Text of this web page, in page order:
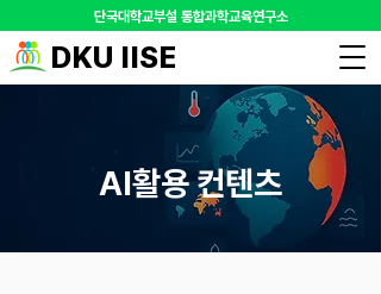
​단국대학교부설 통합과학교육연구소
DKU IISE
AI활용 컨텐츠